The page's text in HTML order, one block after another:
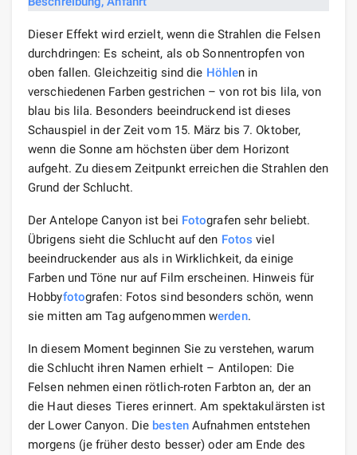
Dieser Effekt wird erzielt, wenn die Strahlen die Felsen
durchdringen: Es scheint, als ob Sonnentropfen von
oben fallen. Gleichzeitig sind die Höhlen in
verschiedenen Farben gestrichen – von rot bis lila, von
blau bis lila. Besonders beeindruckend ist dieses
Schauspiel in der Zeit vom 15. März bis 7. Oktober,
wenn die Sonne am höchsten über dem Horizont
aufgeht. Zu diesem Zeitpunkt erreichen die Strahlen den
Grund der Schlucht.
Der Antelope Canyon ist bei Fotografen sehr beliebt.
Übrigens sieht die Schlucht auf den Fotos viel
beeindruckender aus als in Wirklichkeit, da einige
Farben und Töne nur auf Film erscheinen. Hinweis für
Hobbyfotografen: Fotos sind besonders schön, wenn
sie mitten am Tag aufgenommen werden.
In diesem Moment beginnen Sie zu verstehen, warum
die Schlucht ihren Namen erhielt – Antilopen: Die
Felsen nehmen einen rötlich-roten Farbton an, der an
die Haut dieses Tieres erinnert. Am spektakulärsten ist
der Lower Canyon. Die bestenAufnahmen entstehen
morgens (je früher desto besser) oder am Ende des